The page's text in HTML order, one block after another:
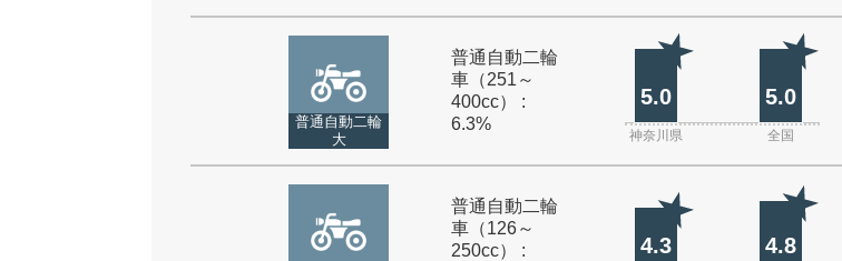
普通自動二輪
大
普通自動二輪
車（251～
400cc） :
6.3%
5.0 5.0
神奈川県 全国
普通自動二輪
車（126～
250cc） :
4.3 4.8